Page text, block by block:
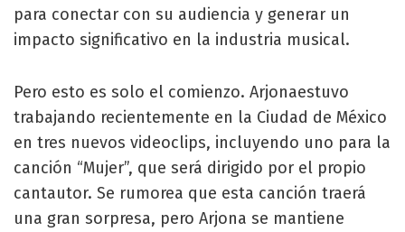
para conectar con su audiencia y generar un
impacto significativo en la industria musical.
Pero esto es solo el comienzo. Arjonaestuvo
trabajando recientemente en la Ciudad de México
en tres nuevos videoclips, incluyendo uno para la
canción “Mujer”, que será dirigido por el propio
cantautor. Se rumorea que esta canción traerá
una gran sorpresa, pero Arjona se mantiene